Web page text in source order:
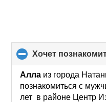
хочет
Алла из города
познакомиться с
лет в районе Центр